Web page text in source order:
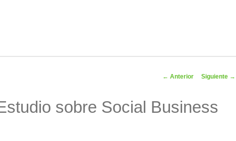
Navegador de
← Anterior Siguiente →
sobre Social Business